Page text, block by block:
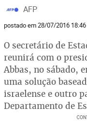
AFP
postado em 28/07/2016 18:46
O secretário de
reunirá com o
Abbas, no sábado,
uma solução
israelense e outro
Departamento de